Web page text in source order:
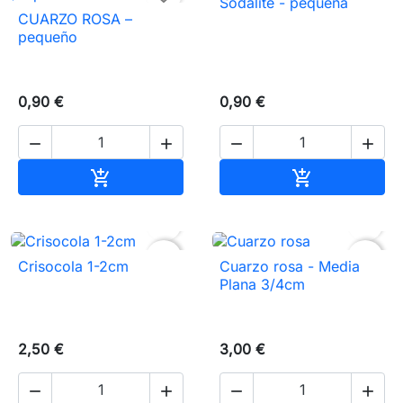
CUARZO ROSA –
pequeño
0,90 €
 

0,90 €
 

Crisocola 1-2cm
2,50 €
 
favorite_border
Cuarzo rosa - Media
Plana 3/4cm
3,00 €
 